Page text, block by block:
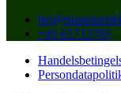
+45 61713785